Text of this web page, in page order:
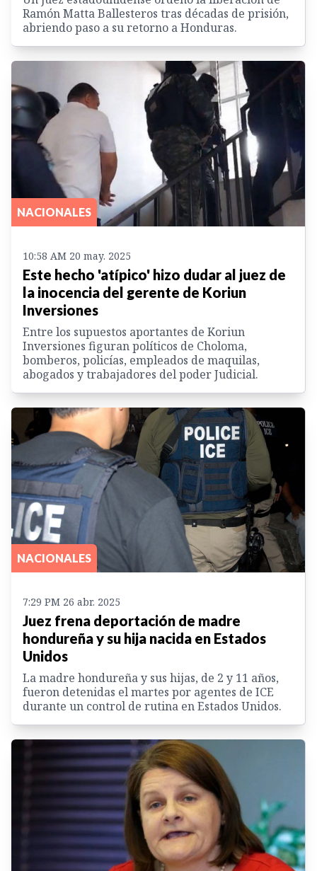
Ramón Matta Ballesteros tras décadas de prisión,
abriendo paso a su retorno a Honduras.
NACIONALES
10:58 AM 20 may. 2025
Este hecho 'atípico' hizo dudar al juez de
la inocencia del gerente de Koriun
Inversiones
Entre los supuestos aportantes de Koriun
Inversiones figuran políticos de Choloma,
bomberos, policías, empleados de maquilas,
abogados y trabajadores del poder Judicial.
NACIONALES
7:29 PM 26 abr. 2025
Juez frena deportación de madre
hondureña y su hija nacida en Estados
Unidos
La madre hondureña y sus hijas, de 2 y 11 años,
fueron detenidas el martes por agentes de ICE
durante un control de rutina en Estados Unidos.